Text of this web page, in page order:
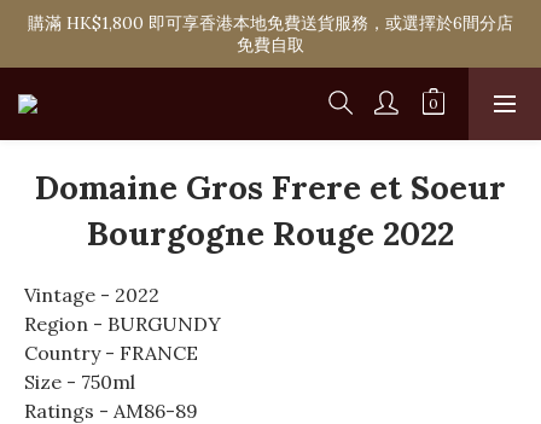
購滿 HK$1,800 即可享香港本地免費送貨服務，或選擇於6間分店
免費自取
購滿 HK$1,800 即可享香港本地免費送貨服務，或選擇於6間分店
免費自取
單次購物淨消費滿 HK$2,000 即可成為Ponti VIP
免費自取
Domaine Gros Frere et Soeur
Bourgogne Rouge 2022
Vintage - 2022
Region - BURGUNDY
Country - FRANCE
Size - 750ml
Ratings - AM86-89